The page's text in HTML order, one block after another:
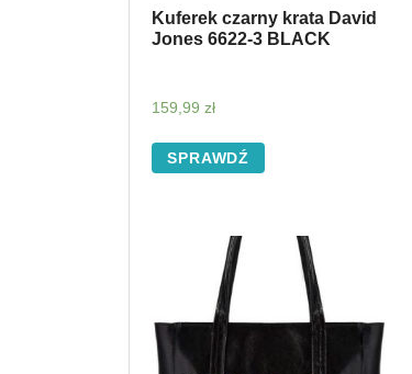
Kuferek czarny krata David
Jones 6622-3 BLACK
159,99 zł
SPRAWDŹ